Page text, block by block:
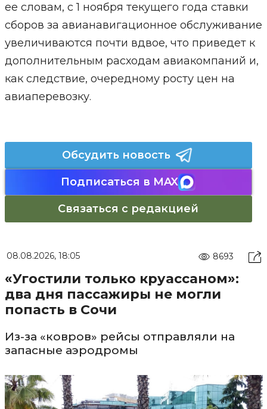
ее словам, с 1 ноября текущего года ставки
сборов за авианавигационное обслуживание
увеличиваются почти вдвое, что приведет к
дополнительным расходам авиакомпаний и,
как следствие, очередному росту цен на
авиаперевозку.
Обсудить новость
Подписаться в MAX
Связаться с редакцией
08.08.2026, 18:05 8693
«Угостили только круассаном»:
два дня пассажиры не могли
попасть в Сочи
Из-за «ковров» рейсы отправляли на
запасные аэродромы